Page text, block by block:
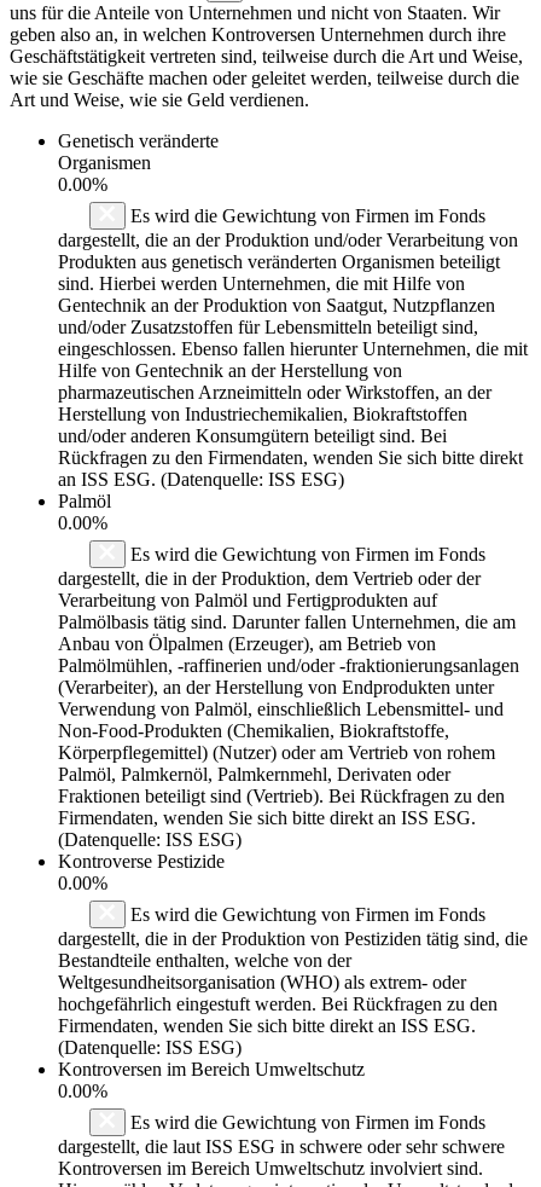
uns für die Anteile von Unternehmen und nicht von Staaten. Wir
geben also an, in welchen Kontroversen Unternehmen durch ihre
Geschäftstätigkeit vertreten sind, teilweise durch die Art und Weise,
wie sie Geschäfte machen oder geleitet werden, teilweise durch die
Art und Weise, wie sie Geld verdienen.
Genetisch veränderte
Organismen
0.00%
Es wird die Gewichtung von Firmen im Fonds
dargestellt, die an der Produktion und/oder Verarbeitung von
Produkten aus genetisch veränderten Organismen beteiligt
sind. Hierbei werden Unternehmen, die mit Hilfe von
Gentechnik an der Produktion von Saatgut, Nutzpflanzen
und/oder Zusatzstoffen für Lebensmitteln beteiligt sind,
eingeschlossen. Ebenso fallen hierunter Unternehmen, die mit
Hilfe von Gentechnik an der Herstellung von
pharmazeutischen Arzneimitteln oder Wirkstoffen, an der
Herstellung von Industriechemikalien, Biokraftstoffen
und/oder anderen Konsumgütern beteiligt sind. Bei
Rückfragen zu den Firmendaten, wenden Sie sich bitte direkt
an ISS ESG. (Datenquelle: ISS ESG)
Palmöl
0.00%
Es wird die Gewichtung von Firmen im Fonds
dargestellt, die in der Produktion, dem Vertrieb oder der
Verarbeitung von Palmöl und Fertigprodukten auf
Palmölbasis tätig sind. Darunter fallen Unternehmen, die am
Anbau von Ölpalmen (Erzeuger), am Betrieb von
Palmölmühlen, -raffinerien und/oder -fraktionierungsanlagen
(Verarbeiter), an der Herstellung von Endprodukten unter
Verwendung von Palmöl, einschließlich Lebensmittel- und
Non-Food-Produkten (Chemikalien, Biokraftstoffe,
Körperpflegemittel) (Nutzer) oder am Vertrieb von rohem
Palmöl, Palmkernöl, Palmkernmehl, Derivaten oder
Fraktionen beteiligt sind (Vertrieb). Bei Rückfragen zu den
Firmendaten, wenden Sie sich bitte direkt an ISS ESG.
(Datenquelle: ISS ESG)
Kontroverse Pestizide
0.00%
Es wird die Gewichtung von Firmen im Fonds
dargestellt, die in der Produktion von Pestiziden tätig sind, die
Bestandteile enthalten, welche von der
Weltgesundheitsorganisation (WHO) als extrem- oder
hochgefährlich eingestuft werden. Bei Rückfragen zu den
Firmendaten, wenden Sie sich bitte direkt an ISS ESG.
(Datenquelle: ISS ESG)
Kontroversen im Bereich Umweltschutz
0.00%
Es wird die Gewichtung von Firmen im Fonds
dargestellt, die laut ISS ESG in schwere oder sehr schwere
Kontroversen im Bereich Umweltschutz involviert sind.